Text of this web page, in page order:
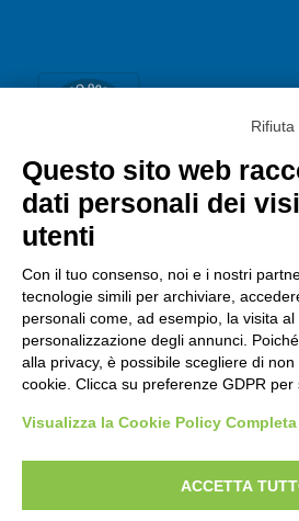
Questo sito web
dati personali dei
utenti
Con il tuo consenso, noi e i nostri
tecnologie simili per archiviare,
personali come, ad esempio, la visita al
personalizzazione degli annunci.
alla privacy, è possibile scegliere di
cookie. Clicca su preferenze GDPR per
Visualizza la Cookie Policy Completa
ACCETTA